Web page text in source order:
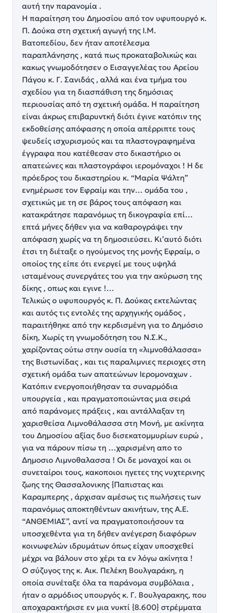
αυτή την παρανομία .
Η παραίτηση του Δημοσίου από τον υφυπουργό κ.
Π. Δούκα στη σχετική αγωγή της Ι.Μ.
Βατοπεδίου, δεν ήταν αποτέλεσμα
παραπλάνησης , κατά πως προκαταβολικώς και
κακως γνωμοδότησεν ο Εισαγγελέας του Αρείου
Πάγου κ. Γ. Σανιδάς , αλλά και ένα τμήμα του
σχεδίου για τη διασπάθιση της δημόσιας
περιουσίας από τη σχετική ομάδα. Η παραίτηση
είναι άκρως επιβαρυντκή διότι έγινε κατόπιν της
εκδοθείσης απόφασης η οποία απέρριπτε τους
ψευδείς ισχυρισμούς και τα πλαστογραφημένα
έγγραφα που κατέθεσαν στο δικαστήριο οι
απατεώνες και πλαστογράφοι ιερομόναχοι ! Η δε
πρόεδρος του δικαστηρίου κ. “Μαρία Ψάλτη”
ενημέρωσε τον Εφραίμ και την… ομάδα του ,
σχετικώς με τη σε βάρος τους απόφαση και
κατακράτησε παρανόμως τη δικογραφία επί…
επτά μήνες δήθεν για να καθαρογράψει την
απόφαση χωρίς να τη δημοσιεύσει. Κι’αυτό διότι
έτσι τη διέταξε ο ηγούμενος της μονής Εφραίμ, ο
οποίος της είπε ότι ενεργεί με τους υψηλά
ισταμένους συνεργάτες του για την ακύρωση της
δίκης , οπως και εγινε !…
Τελικώς ο υφυπουργός κ. Π. Δούκας εκτελώντας
και αυτός τις εντολές της αρχηγικής ομάδος ,
παραιτήθηκε από την κερδισμένη για το Δημόσιο
δίκη, Χωρίς τη γνωμοδότηση του Ν.Σ.Κ.,
χαρίζοντας ούτω στην ουσία τη «λιμνοθάλασσα»
της Βιστωνίδας , και τις παραλιμνιες περιοχες στη
σχετική ομάδα των απατεώνων Ιερομοναχων .
Κατόπιν ενεργοποιήθησαν τα συναρμόδια
υπουργεία , και πραγματοποιώντας μια σειρά
από παράνομες πράξεις , και αντάλλαξαν τη
χαρισθείσα Λιμνοθάλασσα στη Μονή, με ακίνητα
του Δημοσίου αξίας δυο δισεκατομμυρίων ευρώ ,
για να πάρουν πίσω τη …χαρισμένη απο το
Δημοσιο Λιμνοθαλασσα ! Οι δε μοναχοί και οι
συνεταίροι τους, κακοποιοι ηγετες της νυχτερινης
ζωης της Θασσαλονικης {Παπιστας και
Καραμπερης , άρχισαν αμέσως τις πωλήσεις των
παρανόμως αποκτηθέντων ακινήτων, της Α.Ε.
“ΑΝΘΕΜΙΑΣ”, αντί να πραγματοποιήσουν τα
υποσχεθέντα για τη δήθεν ανέγερση διαφόρων
κοινωφελών ιδρυμάτων όπως είχαν υποσχεθεί
μέχρι να βάλουν στο χέρι τα εν λόγω ακίνητα !
Ο σύζυγος της κ. Αικ. Πελέκη Βουλγαράκη, η
οποία συνέταξε όλα τα παράνομα συμβόλαια ,
ήταν ο αρμόδιος υπουργός κ. Γ. Βουλγαρακης, που
αποχαρακτήρισε εν μια νυκτί {8.600} στρέμματα